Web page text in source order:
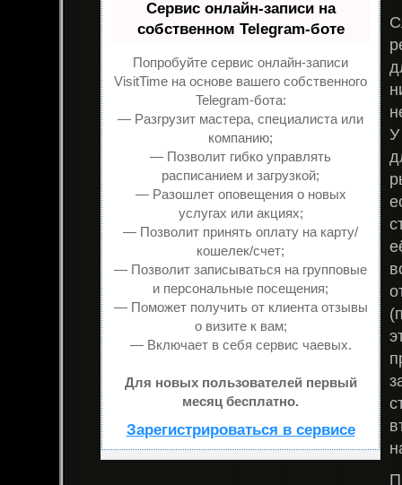
Сервис онлайн-записи на
собственном Telegram-боте
Попробуйте сервис онлайн-записи
VisitTime на основе вашего собственного
Telegram-бота:
— Разгрузит мастера, специалиста или
компанию;
— Позволит гибко управлять
расписанием и загрузкой;
— Разошлет оповещения о новых
услугах или акциях;
— Позволит принять оплату на карту/
кошелек/счет;
— Позволит записываться на групповые
и персональные посещения;
— Поможет получить от клиента отзывы
о визите к вам;
— Включает в себя сервис чаевых.
Для новых пользователей первый
месяц бесплатно.
Зарегистрироваться в сервисе
У